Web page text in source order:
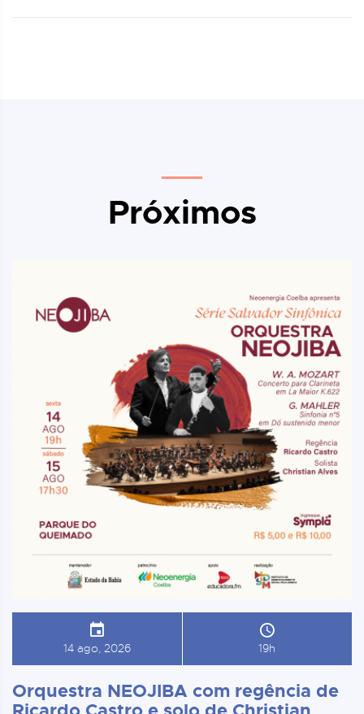
Próximos
14 ago, 2026 19h
Orquestra NEOJIBA com regência de